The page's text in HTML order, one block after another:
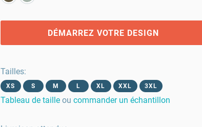
DÉMARREZ VOTRE DESIGN
Tailles:
XS S M L XL XXL 3XL
Tableau de taille ou commander un échantillon